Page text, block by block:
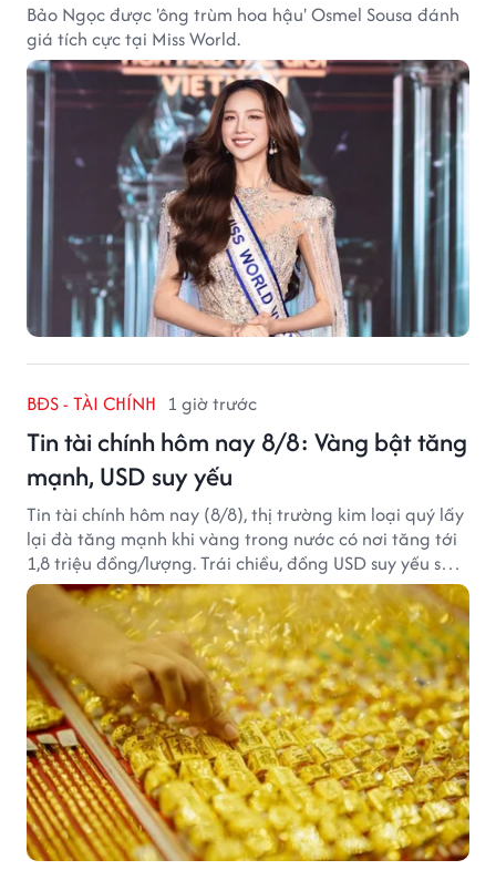
Bảo Ngọc được 'ông trùm hoa hậu' Osmel Sousa đánh
giá tích cực tại Miss World.
BĐS - TÀI CHÍNH 1 giờ trước
Tin tài chính hôm nay 8/8: Vàng bật tăng
mạnh, USD suy yếu
Tin tài chính hôm nay (8/8), thị trường kim loại quý lấy
lại đà tăng mạnh khi vàng trong nước có nơi tăng tới
1,8 triệu đồng/lượng. Trái chiều, đồng USD suy yếu sau
báo cáo việc làm Mỹ kém tích cực.